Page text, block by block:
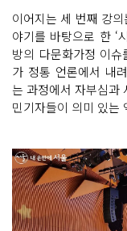
이어지는 세 번째 강
야기를 바탕으로 한 ‘
방의 다문화가정 이
가 정통 언론에서 내
는 과정에서 자부심과
민기자들이 의미 있는